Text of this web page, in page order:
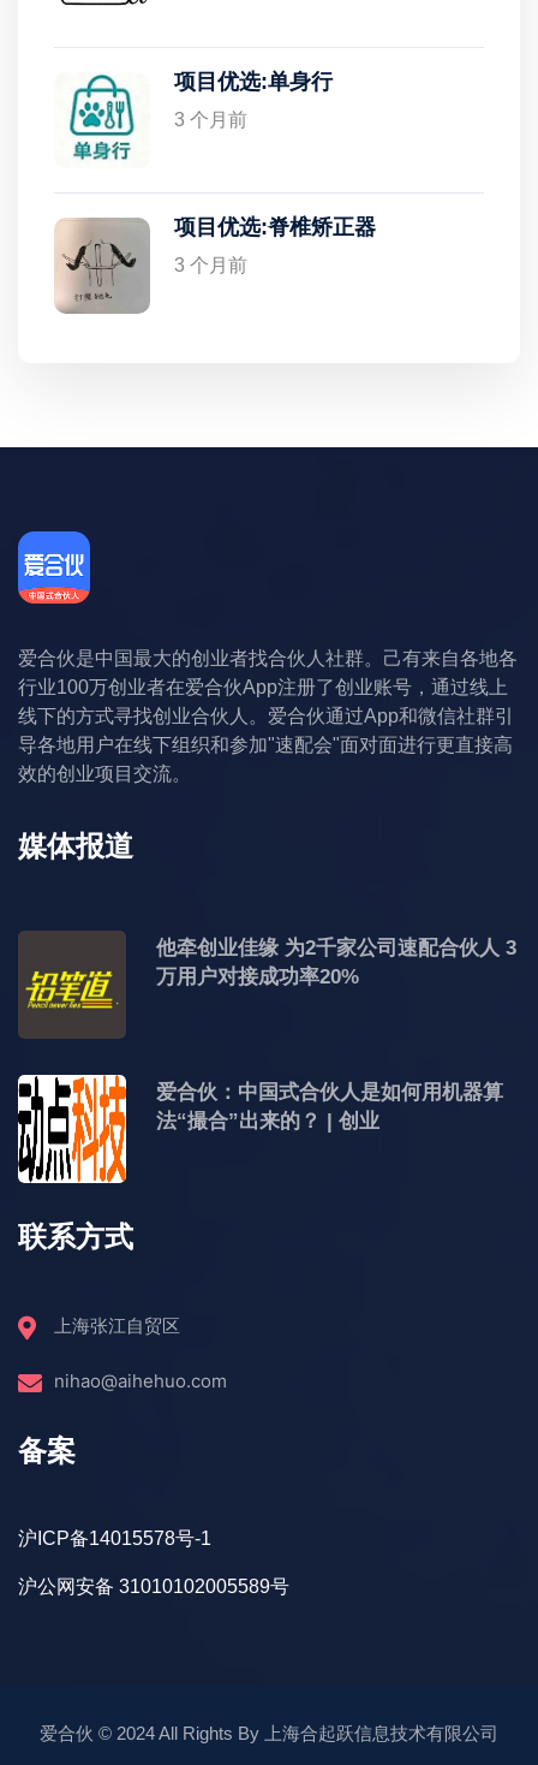
项目优选:单身行
3 个月前
项目优选:脊椎矫正器
3 个月前
爱合伙是中国最大的创业者找合伙人社群。己有来自各地各
行业100万创业者在爱合伙App注册了创业账号，通过线上
线下的方式寻找创业合伙人。爱合伙通过App和微信社群引
导各地用户在线下组织和参加"速配会"面对面进行更直接高
效的创业项目交流。
媒体报道
他牵创业佳缘 为2千家公司速配合伙人 3
万用户对接成功率20%
爱合伙：中国式合伙人是如何用机器算
法“撮合”出来的？ | 创业
联系方式
上海张江自贸区
nihao@aihehuo.com
备案
沪ICP备14015578号-1
沪公网安备 31010102005589号
爱合伙 © 2024 All Rights By 上海合起跃信息技术有限公司